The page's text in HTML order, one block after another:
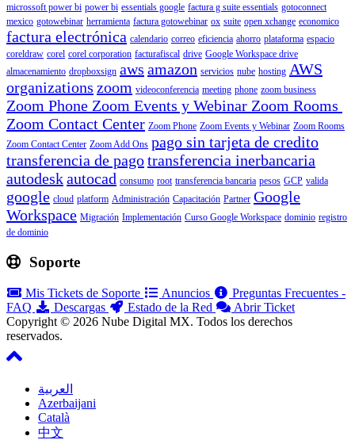
microssoft power bi power bi essentials google factura g suite essentials gotoconnect
mexico gotowebinar herramienta factura gotowebinar ox suite open xchange economico
factura electrónica calendario correo eficiencia ahorro plataforma espacio
coreldraw corel corel corporation facturafiscal drive Google Workspace drive
almacenamiento dropboxsign aws amazon servicios nube hosting AWS
organizations zoom videoconferencia meeting phone zoom business
Zoom Phone Zoom Events y Webinar Zoom Rooms
Zoom Contact Center Zoom Phone Zoom Events y Webinar Zoom Rooms
Zoom Contact Center Zoom Add Ons pago sin tarjeta de credito
transferencia de pagotransferencia inerbancaria
autodeskautocad consumo root transferencia bancaria pesos GCP valida
google cloud platform Administración Capacitación Partner Google
Workspace Migración Implementación Curso Google Workspace dominio registro
de dominio
Soporte
Mis Tickets de Soporte Anuncios
Preguntas Frecuentes -
FAQ
Descargas Estado de la Red
Abrir Ticket
Copyright © 2026 Nube Digital MX. Todos los derechos
reservados.
العربية
Azerbaijani
Català
中文